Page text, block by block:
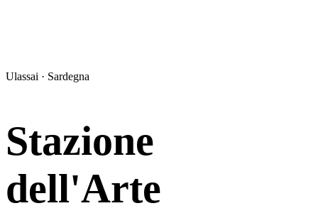
Ulassai · Sardegna
Stazione
dell'Arte